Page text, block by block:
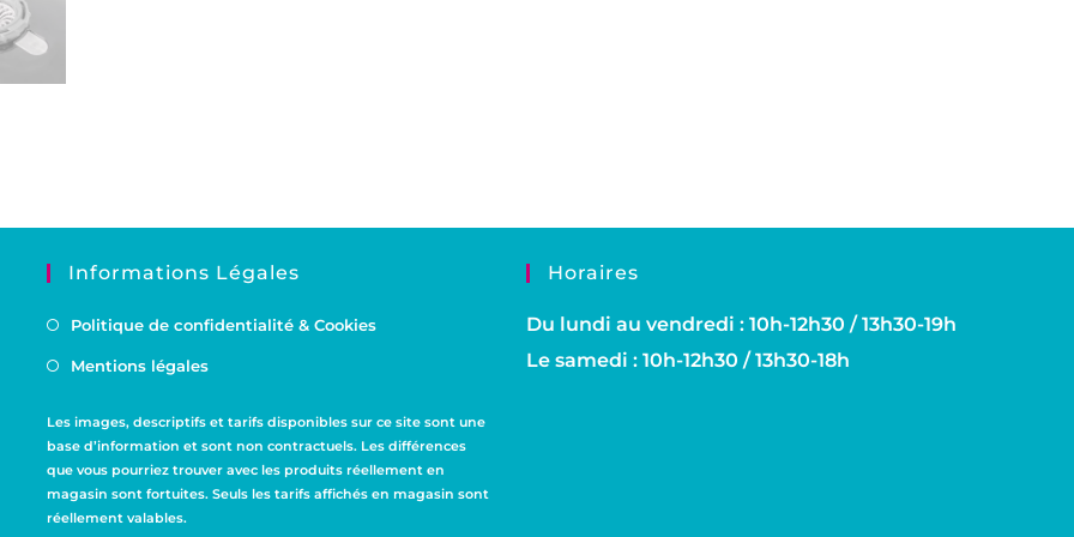
Informations Légales
Politique de confidentialité & Cookies
Mentions légales
Les images, descriptifs et tarifs disponibles sur ce site sont une
base d’information et sont non contractuels. Les différences
que vous pourriez trouver avec les produits réellement en
magasin sont fortuites. Seuls les tarifs affichés en magasin sont
réellement valables.
Horaires
Du lundi au vendredi : 10h-12h30 / 13h30-19h
Le samedi : 10h-12h30 / 13h30-18h